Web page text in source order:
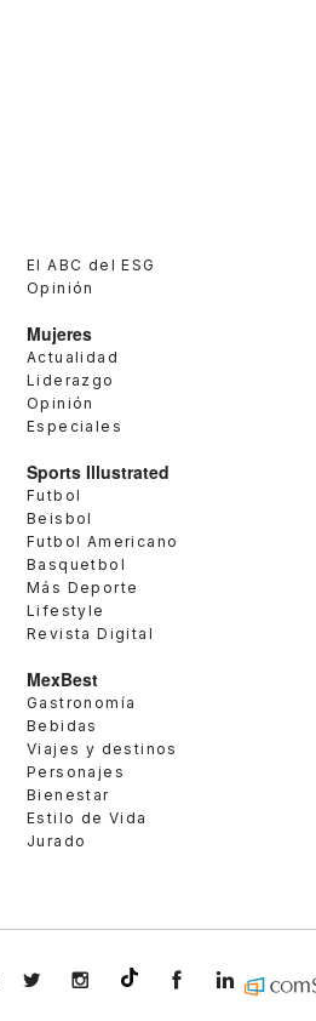
El ABC del ESG
Opinión
Mujeres
Actualidad
Liderazgo
Opinión
Especiales
Sports Illustrated
Futbol
Beisbol
Futbol Americano
Basquetbol
Más Deporte
Lifestyle
Revista Digital
MexBest
Gastronomía
Bebidas
Viajes y destinos
Personajes
Bienestar
Estilo de Vida
Jurado
expansionmxexpansionmx ExpansionMex
expansion